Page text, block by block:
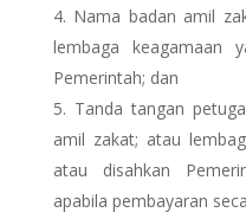
Nama badan amil
lembaga keagamaan
Pemerintah; dan
Tanda tangan
amil zakat; atau
atau disahkan
apabila pembayaran